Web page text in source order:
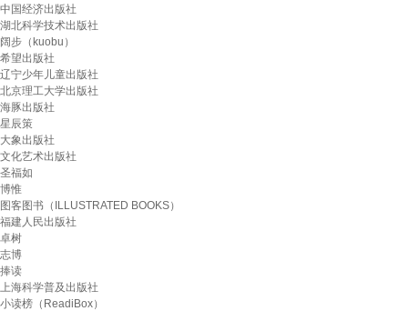
中国经济出版社
湖北科学技术出版社
阔步（kuobu）
希望出版社
辽宁少年儿童出版社
北京理工大学出版社
海豚出版社
星辰策
大象出版社
文化艺术出版社
圣福如
博惟
图客图书（ILLUSTRATED BOOKS）
福建人民出版社
卓树
志博
捧读
上海科学普及出版社
小读榜（ReadiBox）